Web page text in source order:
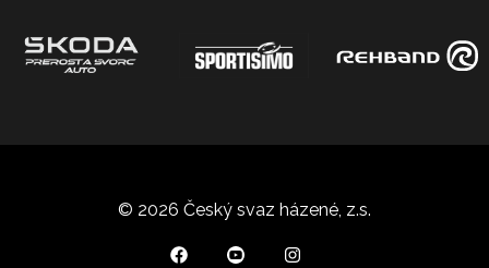
© 2026 Český svaz házené, z.s.